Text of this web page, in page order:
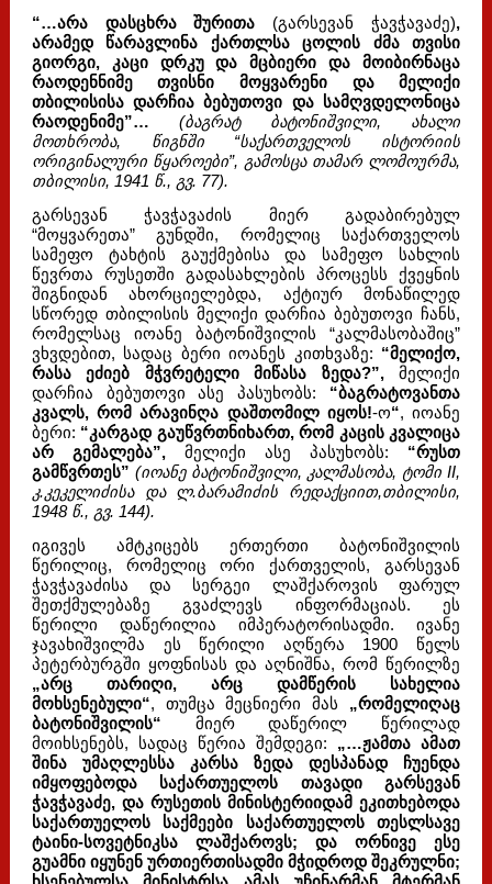
“…არა დასცხრა შურითა (გარსევან ჭავჭავაძე),
არამედ წარავლინა ქართლსა ცოლის ძმა თვისი
გიორგი, კაცი დრკუ და მცბიერი და მოიბირნაცა
რაოდენნიმე თვისნი მოყვარენი და მელიქი
თბილისისა დარჩია ბებუთოვი და სამღვდელონიცა
რაოდენიმე”…
(ბაგრატ ბატონიშვილი, ახალი
მოთხრობა, წიგნში “საქართველოს ისტორიის
ორიგინალური წყაროები”, გამოსცა თამარ ლომოურმა,
თბილისი, 1941 წ., გვ. 77).
გარსევან ჭავჭავაძის მიერ გადაბირებულ
“მოყვარეთა” გუნდში, რომელიც საქართველოს
სამეფო ტახტის გაუქმებისა და სამეფო სახლის
წევრთა რუსეთში გადასახლების პროცესს ქვეყნის
შიგნიდან ახორციელებდა, აქტიურ მონაწილედ
სწორედ თბილისის მელიქი დარჩია ბებუთოვი ჩანს,
რომელსაც იოანე ბატონიშვილის “კალმასობაშიც”
ვხვდებით, სადაც ბერი იოანეს კითხვაზე: “მელიქო,
რასა ეძიებ მჭვრეტელი მიწასა ზედა?”,მელიქი
დარჩია ბებუთოვი ასე პასუხობს: “ბაგრატოვანთა
კვალს, რომ არავინღა დაშთომილ იყოს!-ო“, იოანე
ბერი: “კარგად გაუწვრთნიხართ, რომ კაცის კვალიცა
არ გემალება”,მელიქი ასე პასუხობს: “რუსთ
გამწვრთეს” (იოანე ბატონიშვილი, კალმასობა, ტომი II,
კ.კეკელიძისა და ლ.ბარამიძის რედაქციით,თბილისი,
1948 წ., გვ. 144).
იგივეს ამტკიცებს ერთერთი ბატონიშვილის
წერილიც, რომელიც ორი ქართველის, გარსევან
ჭავჭავაძისა და სერგეი ლაშქაროვის ფარულ
შეთქმულებაზე გვაძლევს ინფორმაციას. ეს
წერილი დაწერილია იმპერატორისადმი. ივანე
ჯავახიშვილმა ეს წერილი აღწერა 1900 წელს
პეტერბურგში ყოფნისას და აღნიშნა, რომ წერილზე
„არც თარიღი, არც დამწერის სახელია
მოხსენებული“, თუმცა მეცნიერი მას „რომელიღაც
ბატონიშვილის“ მიერ დაწერილ წერილად
მოიხსენებს, სადაც წერია შემდეგი: „…ჟამთა ამათ
შინა უმაღლესსა კარსა ზედა დესპანად ჩუენდა
იმყოფებოდა საქართუელოს თავადი გარსევან
ჭავჭავაძე, და რუსეთის მინისტერიიდამ ეკითხებოდა
საქართუელოს საქმეები საქართუელოს თესლსავე
ტაინი-სოვეტნიკსა ლაშქაროვს; და ორნივე ესე
გუამნი იყუნენ ურთიერთისადმი მჭიდროდ შეკრულნი;